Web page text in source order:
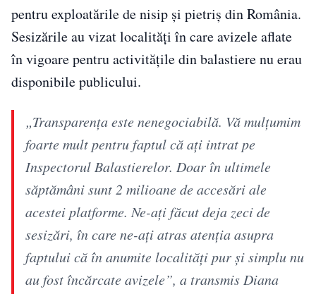
pentru exploatările de nisip și pietriș din România.
Sesizările au vizat localități în care avizele aflate
în vigoare pentru activitățile din balastiere nu erau
disponibile publicului.
„Transparenţa este nenegociabilă. Vă mulţumim
foarte mult pentru faptul că aţi intrat pe
Inspectorul Balastierelor. Doar în ultimele
săptămâni sunt 2 milioane de accesări ale
acestei platforme. Ne-aţi făcut deja zeci de
sesizări, în care ne-aţi atras atenţia asupra
faptului că în anumite localităţi pur şi simplu nu
au fost încărcate avizele”, a transmis Diana